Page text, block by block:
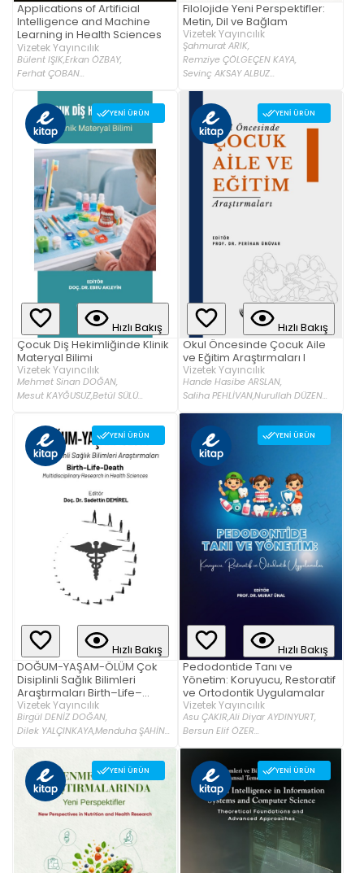
Applications of Artificial
Intelligence and Machine
Learning in Health Sciences
Vizetek Yayıncılık
Bülent IŞIK,Erkan ÖZBAY,
Ferhat ÇOBAN...
Filolojide Yeni Perspektifler:
Metin, Dil ve Bağlam
Vizetek Yayıncılık
Şahmurat ARIK,
Remziye ÇÖLGEÇEN KAYA,
Sevinç AKSAY ALBUZ...
YENI ÜRÜN
Hızlı Bakış
Çocuk Diş Hekimliğinde Klinik
Materyal Bilimi
Vizetek Yayıncılık
Mehmet Sinan DOĞAN,
Mesut KAYĞUSUZ,Betül SÜLÜ...
YENI ÜRÜN
Hızlı Bakış
Okul Öncesinde Çocuk Aile
ve Eğitim Araştırmaları I
Vizetek Yayıncılık
Hande Hasibe ARSLAN,
Saliha PEHLİVAN,Nurullah DÜZEN...
YENI ÜRÜN
Hızlı Bakış
DOĞUM-YAŞAM-ÖLÜM Çok
Disiplinli Sağlık Bilimleri
Araştırmaları Birth–Life–
Death: Multidisciplinary
Research in Health Sciences
Vizetek Yayıncılık
Birgül DENİZ DOĞAN,
Dilek YALÇINKAYA,Menduha ŞAHİN...
YENI ÜRÜN
Hızlı Bakış
Pedodontide Tanı ve
Yönetim: Koruyucu, Restoratif
ve Ortodontik Uygulamalar
Vizetek Yayıncılık
Asu ÇAKIR,Ali Diyar AYDINYURT,
Bersun Elif ÖZER...
YENI ÜRÜN YENI ÜRÜN